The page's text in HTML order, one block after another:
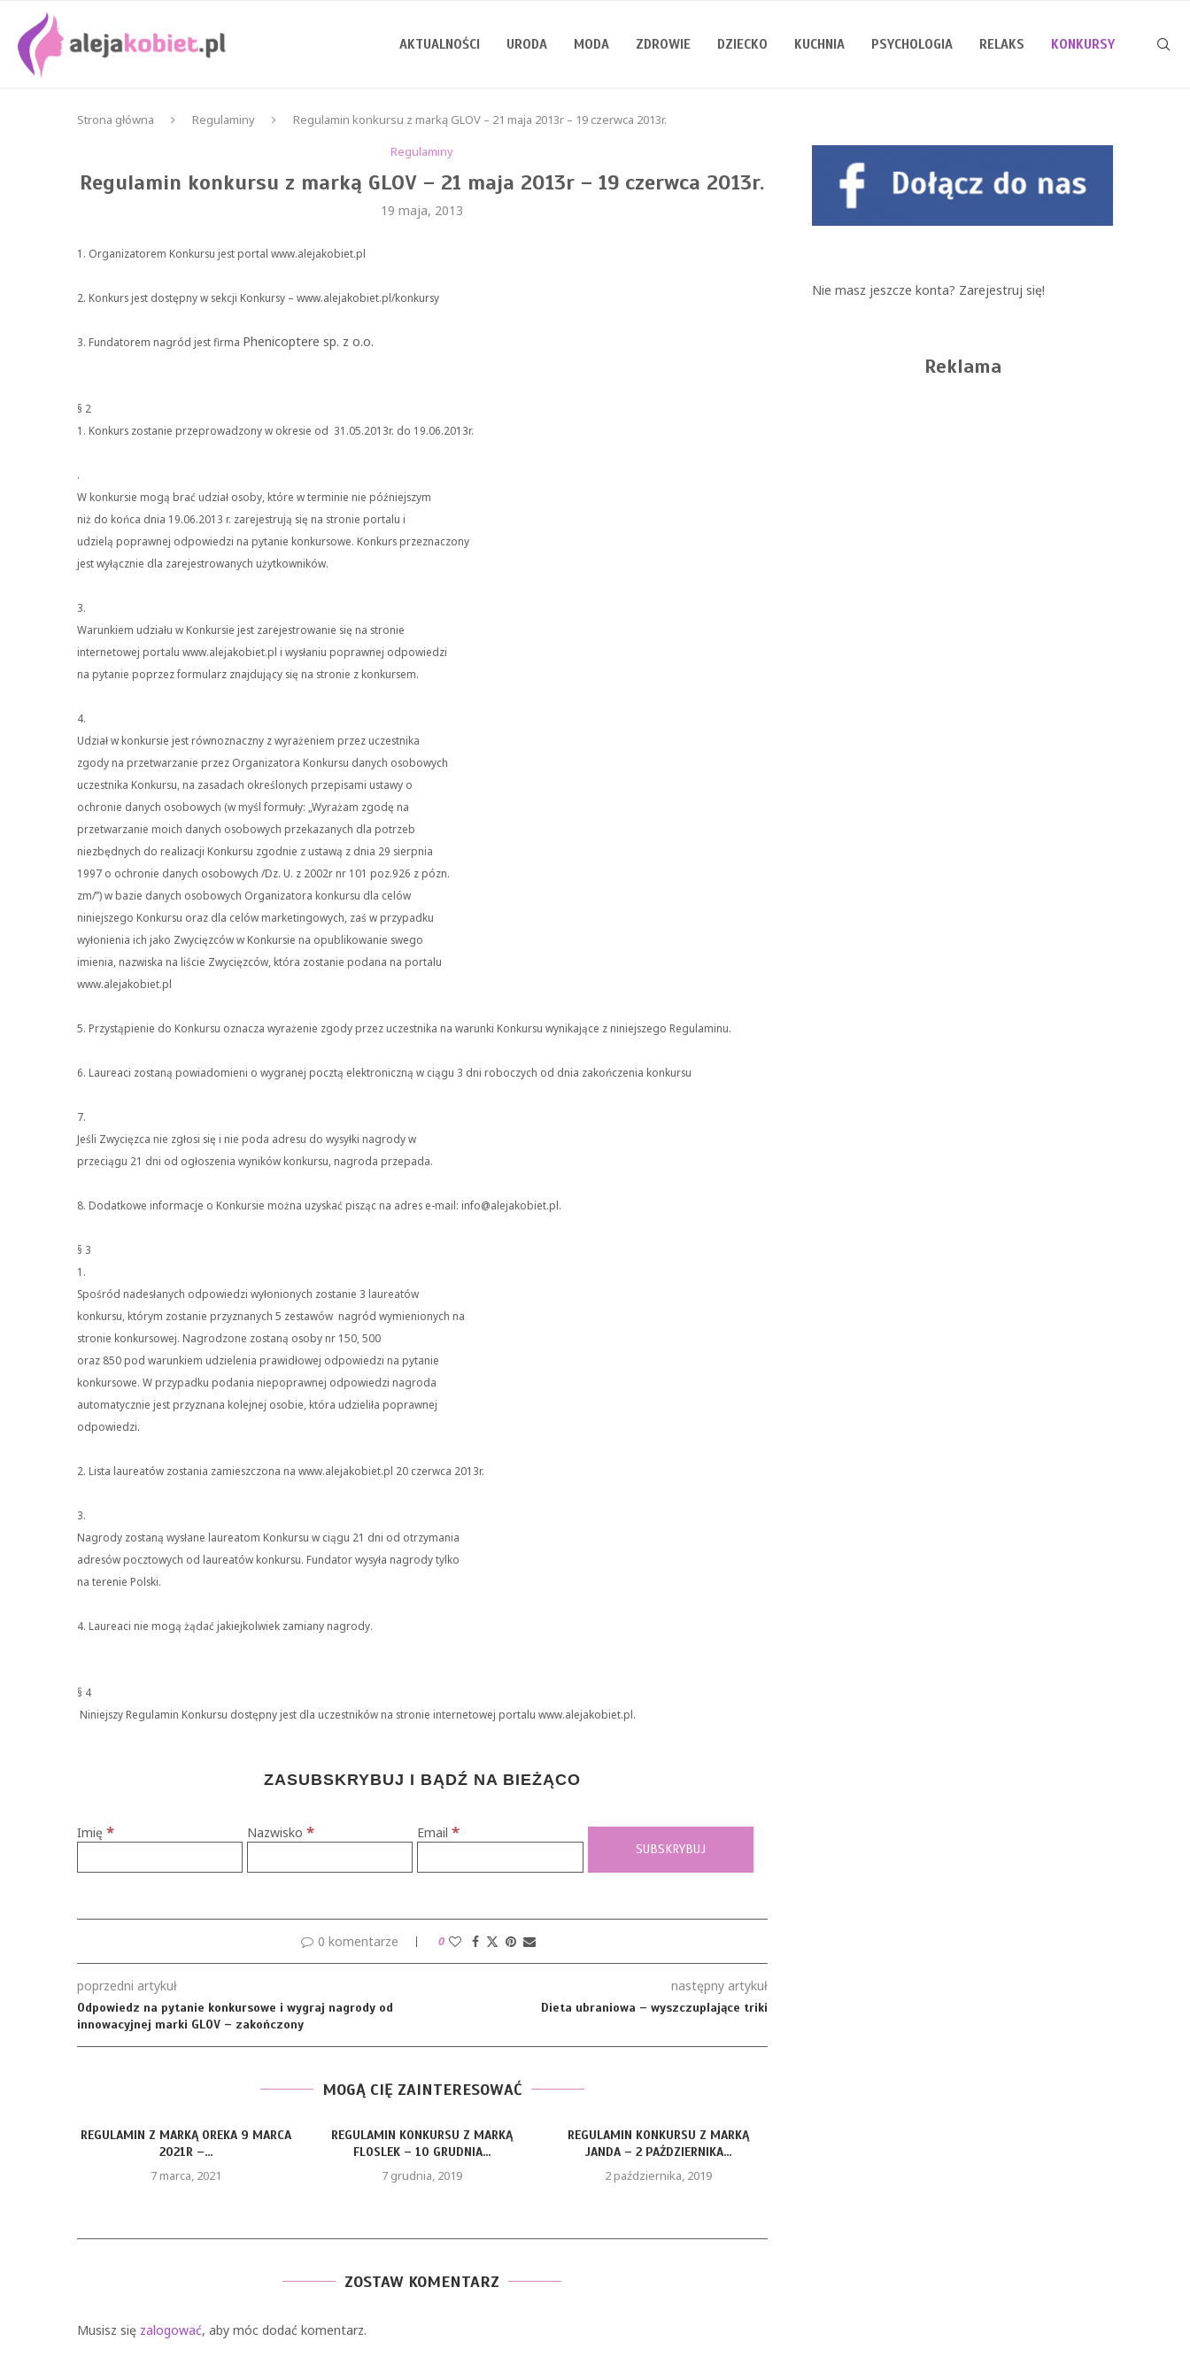
AKTUALNOŚCI URODA MODA ZDROWIE DZIECKO KUCHNIA PSYCHOLOGIA RELAKS KONKURSY
Strona główna Regulaminy
Regulamin konkursu z marką GLOV – 21 maja 2013r – 19 czerwca 2013r.
Regulaminy
Regulamin konkursu z marką GLOV – 21 maja 2013r – 19 czerwca 2013r.
19 maja, 2013
1. Organizatorem Konkursu jest portal www.alejakobiet.pl
2. Konkurs jest dostępny w sekcji Konkursy – www.alejakobiet.pl/konkursy
3. Fundatorem nagród jest firma Phenicoptere sp. z o.o.
§ 2
1. Konkurs zostanie przeprowadzony w okresie od 31.05.2013r. do 19.06.2013r.
.
W konkursie mogą brać udział osoby, które w terminie nie późniejszym
niż do końca dnia 19.06.2013 r. zarejestrują się na stronie portalu i
udzielą poprawnej odpowiedzi na pytanie konkursowe. Konkurs przeznaczony
jest wyłącznie dla zarejestrowanych użytkowników.
3.
Warunkiem udziału w Konkursie jest zarejestrowanie się na stronie
internetowej portalu www.alejakobiet.pl i wysłaniu poprawnej odpowiedzi
na pytanie poprzez formularz znajdujący się na stronie z konkursem.
4.
Udział w konkursie jest równoznaczny z wyrażeniem przez uczestnika
zgody na przetwarzanie przez Organizatora Konkursu danych osobowych
uczestnika Konkursu, na zasadach określonych przepisami ustawy o
ochronie danych osobowych (w myśl formuły: „Wyrażam zgodę na
przetwarzanie moich danych osobowych przekazanych dla potrzeb
niezbędnych do realizacji Konkursu zgodnie z ustawą z dnia 29 sierpnia
1997 o ochronie danych osobowych /Dz. U. z 2002r nr 101 poz.926 z pózn.
zm/”) w bazie danych osobowych Organizatora konkursu dla celów
niniejszego Konkursu oraz dla celów marketingowych, zaś w przypadku
wyłonienia ich jako Zwycięzców w Konkursie na opublikowanie swego
imienia, nazwiska na liście Zwycięzców, która zostanie podana na portalu
www.alejakobiet.pl
5. Przystąpienie do Konkursu oznacza wyrażenie zgody przez uczestnika na warunki Konkursu wynikające z niniejszego Regulaminu.
6. Laureaci zostaną powiadomieni o wygranej pocztą elektroniczną w ciągu 3 dni roboczych od dnia zakończenia konkursu
7.
Jeśli Zwycięzca nie zgłosi się i nie poda adresu do wysyłki nagrody w
przeciągu 21 dni od ogłoszenia wyników konkursu, nagroda przepada.
8. Dodatkowe informacje o Konkursie można uzyskać pisząc na adres e-mail: info@alejakobiet.pl.
§ 3
1.
Spośród nadesłanych odpowiedzi wyłonionych zostanie 3 laureatów
konkursu, którym zostanie przyznanych 5 zestawów nagród wymienionych na
stronie konkursowej. Nagrodzone zostaną osoby nr 150, 500
oraz 850 pod warunkiem udzielenia prawidłowej odpowiedzi na pytanie
konkursowe. W przypadku podania niepoprawnej odpowiedzi nagroda
automatycznie jest przyznana kolejnej osobie, która udzieliła poprawnej
odpowiedzi.
2. Lista laureatów zostania zamieszczona na www.alejakobiet.pl 20 czerwca 2013r.
3.
Nagrody zostaną wysłane laureatom Konkursu w ciągu 21 dni od otrzymania
adresów pocztowych od laureatów konkursu. Fundator wysyła nagrody tylko
na terenie Polski.
4. Laureaci nie mogą żądać jakiejkolwiek zamiany nagrody.
§ 4
Niniejszy Regulamin Konkursu dostępny jest dla uczestników na stronie internetowej portalu www.alejakobiet.pl.
ZASUBSKRYBUJ I BĄDŹ NA BIEŻĄCO
Imię * Nazwisko* Email*
0 komentarze 0
poprzedni artykuł
Odpowiedz na pytanie konkursowe i wygraj nagrody od
innowacyjnej marki GLOV – zakończony
następny artykuł
Dieta ubraniowa – wyszczuplające triki
MOGĄ CIĘ ZAINTERESOWAĆ
REGULAMIN Z MARKĄ OREKA 9 MARCA
2021R –...
7 marca, 2021
REGULAMIN KONKURSU Z MARKĄ
FLOSLEK – 10 GRUDNIA...
7 grudnia, 2019
REGULAMIN KONKURSU Z MARKĄ
JANDA – 2 PAŹDZIERNIKA...
2 października, 2019
ZOSTAW KOMENTARZ
Musisz się zalogować, aby móc dodać komentarz.
Nie masz jeszcze konta? Zarejestruj się!
Reklama